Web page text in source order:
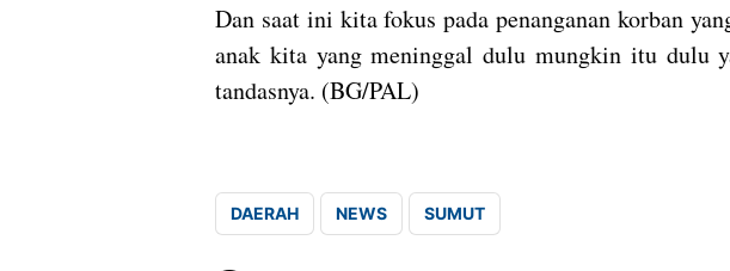
Dan saat ini kita fokus pada penanganan korban
anak kita yang meninggal dulu mungkin itu dulu
tandasnya. (BG/PAL)
DAERAH NEWS SUMUT